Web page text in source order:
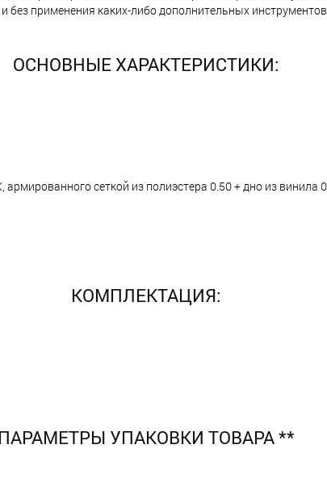
применения каких-либо дополнительных
ОСНОВНЫЕ ХАРАКТЕРИСТИКИ:
сеткой из полиэстера 0.50 + дно из винила
КОМПЛЕКТАЦИЯ:
ПАРАМЕТРЫ УПАКОВКИ ТОВАРА **